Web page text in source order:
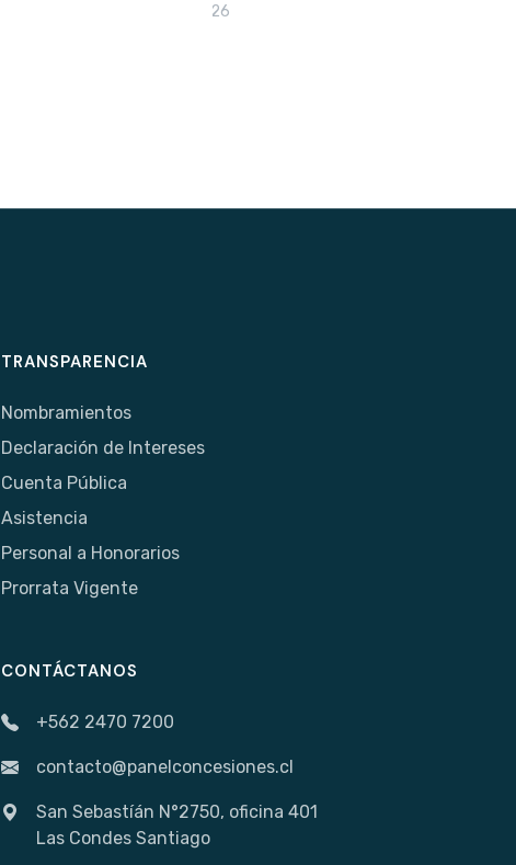
2026
TRANSPARENCIA
Nombramientos
Declaración de Intereses
Cuenta Pública
Asistencia
Personal a Honorarios
Prorrata Vigente
CONTÁCTANOS
+562 2470 7200
contacto@panelconcesiones.cl
San Sebastíán N°2750, oficina 401
Las Condes Santiago